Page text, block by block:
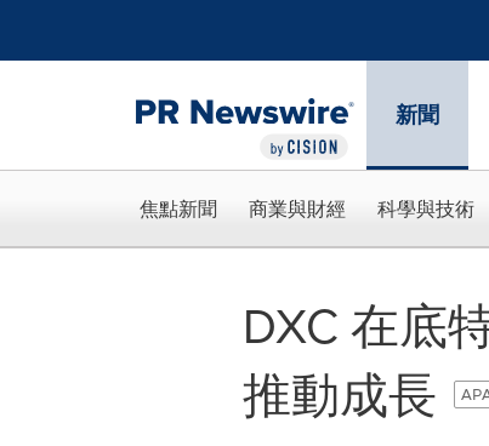
新聞
焦點新聞 商業與財經 科學與技術
DXC 在底
推動成長